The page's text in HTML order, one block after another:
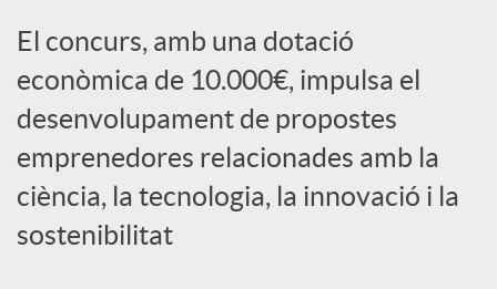
o
c
i
a
El concurs, amb una dotació
econòmica de 10.000€, impulsa el
desenvolupament de propostes
emprenedores relacionades amb la
ciència, la tecnologia, la innovació i la
sostenibilitat